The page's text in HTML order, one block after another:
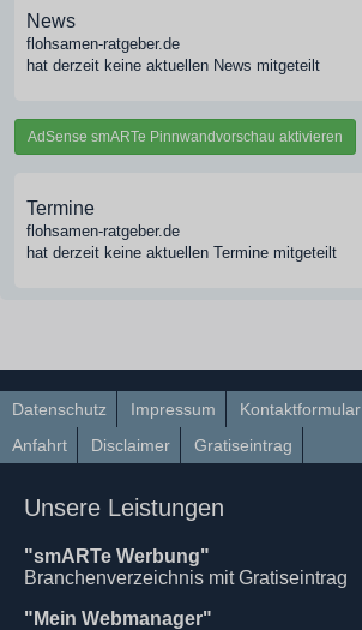
News
flohsamen-ratgeber.de
hat derzeit keine aktuellen News mitgeteilt
AdSense smARTe Pinnwandvorschau aktivieren
Termine
flohsamen-ratgeber.de
hat derzeit keine aktuellen Termine mitgeteilt
Datenschutz Impressum Kontaktformular
Anfahrt
Disclaimer Gratiseintrag
Unsere Leistungen
"smARTe Werbung"
Branchenverzeichnis mit Gratiseintrag
"Mein Webmanager"